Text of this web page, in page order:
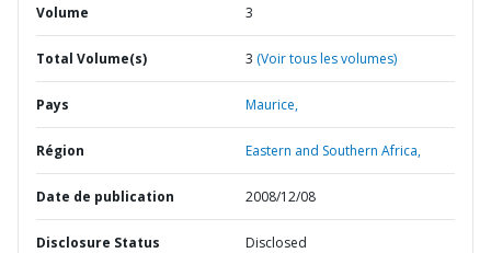
Volume 3
Total Volume(s) 3 (Voir tous les volumes)
Pays Maurice,
Région Eastern and Southern Africa,
Date de publication 2008/12/08
Disclosure Status Disclosed